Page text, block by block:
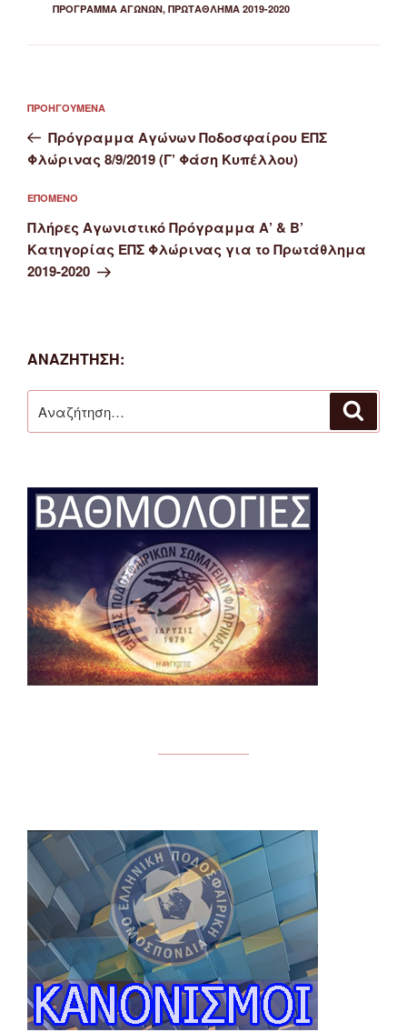
ΠΡΌΓΡΑΜΜΑ ΑΓΏΝΩΝ, ΠΡΩΤΆΘΛΗΜΑ 2019-2020
άρθρων
Προηγούμενο
άρθρο
ΠΡΟΗΓΟΎΜΕΝΑ
Πρόγραμμα Αγώνων Ποδοσφαίρου ΕΠΣ
Φλώρινας 8/9/2019 (Γ’ Φάση Κυπέλλου)
Επόμενο
άρθρο
ΕΠΌΜΕΝΟ
Πλήρες Αγωνιστικό Πρόγραμμα Α’ & Β’
Κατηγορίας ΕΠΣ Φλώρινας για το Πρωτάθλημα
2019-2020
ΑΝΑΖΉΤΗΣΗ:
για: